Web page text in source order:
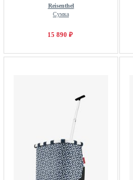
Reisenthel
Сумка
15 890 ₽